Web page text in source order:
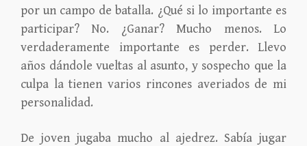
por un campo de batalla. ¿Qué si lo importante es
participar? No. ¿Ganar? Mucho menos. Lo
verdaderamente importante es perder. Llevo
años dándole vueltas al asunto, y sospecho que la
culpa la tienen varios rincones averiados de mi
personalidad.
De joven jugaba mucho al ajedrez. Sabía jugar